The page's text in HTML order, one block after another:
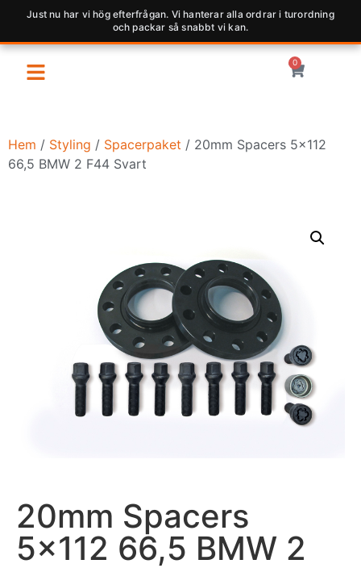
Just nu har vi hög efterfrågan. Vi hanterar alla ordrar i turordning
och packar så snabbt vi kan.
0
Hem / Styling / Spacerpaket / 20mm Spacers 5×112
66,5 BMW 2 F44 Svart
20mm Spacers
5×112 66,5 BMW 2